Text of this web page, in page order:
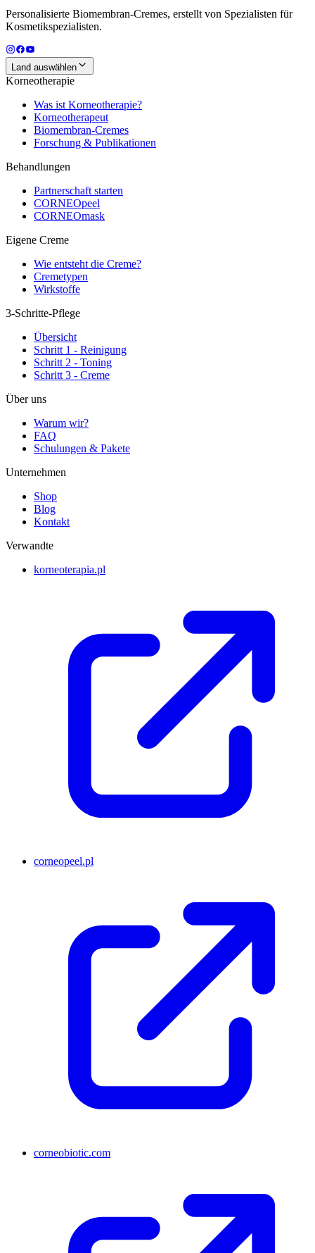
Personalisierte Biomembran-Cremes, erstellt von Spezialisten für
Kosmetikspezialisten.
Land auswählen
Korneotherapie
Was ist Korneotherapie?
Korneotherapeut
Biomembran-Cremes
Forschung & Publikationen
Behandlungen
Partnerschaft starten
CORNEOpeel
CORNEOmask
Eigene Creme
Wie entsteht die Creme?
Cremetypen
Wirkstoffe
3-Schritte-Pflege
Übersicht
Schritt 1 - Reinigung
Schritt 2 - Toning
Schritt 3 - Creme
Über uns
Warum wir?
FAQ
Schulungen & Pakete
Unternehmen
Shop
Blog
Kontakt
Verwandte
korneoterapia.pl
corneopeel.pl
corneobiotic.com